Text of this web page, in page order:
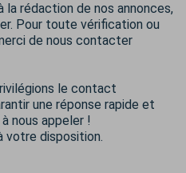
rédaction de nos annonces,
Pour toute vérification ou
de nous contacter
le contact
une réponse rapide et
nous appeler !
votre disposition.